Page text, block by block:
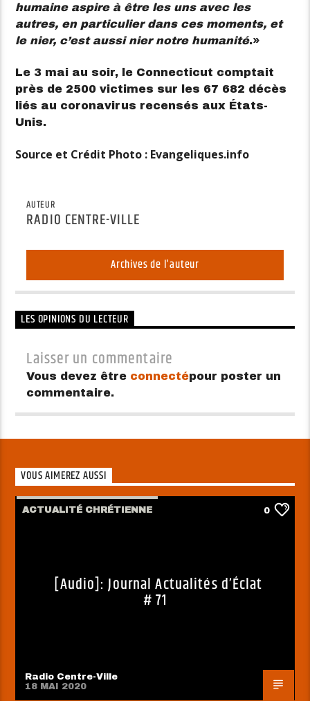
humaine aspire à être les uns avec les
autres, en particulier dans ces moments, et
le nier, c’est aussi nier notre humanité.»
Le 3 mai au soir, le Connecticut comptait
près de 2500 victimes sur les 67 682 décès
liés au coronavirus recensés aux États-
Unis.
Source et Crédit Photo : Evangeliques.info
AUTEUR
RADIO CENTRE-VILLE
Archives de l'auteur
LES OPINIONS DU LECTEUR
Laisser un commentaire
Vous devez être connectépour poster un
commentaire.
VOUS AIMEREZ AUSSI
ACTUALITÉ CHRÉTIENNE 0
[Audio]: Journal Actualités d’Éclat
# 71
Radio Centre-Ville
18 MAI 2020